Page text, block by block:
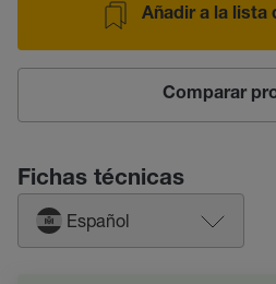
Añadir a la lista
Comparar
Fichas técnicas
Español